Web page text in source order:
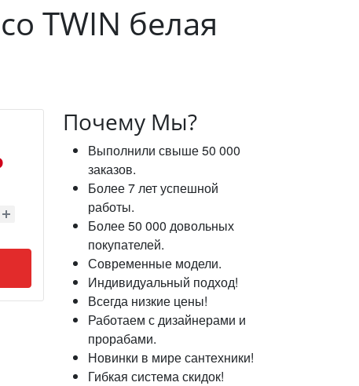
TWIN белая
Почему Мы?
Выполнили свыше 50 000
заказов.
Более 7 лет успешной
работы.
Более 50 000 довольных
покупателей.
Современные модели.
Индивидуальный подход!
Всегда низкие цены!
Работаем с дизайнерами и
прорабами.
Новинки в мире сантехники!
Гибкая система скидок!